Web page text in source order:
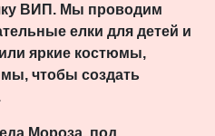
ВИП. Мы проводим
елки для детей и
яркие костюмы,
чтобы создать
Мороза, под